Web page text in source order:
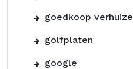
goedkoop
golfplaten
google